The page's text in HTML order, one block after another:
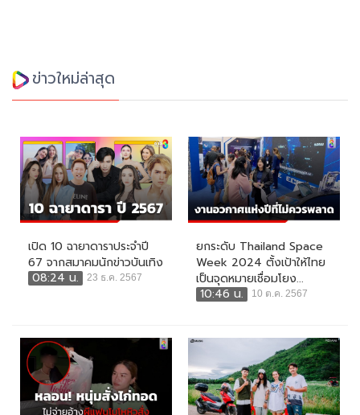
ข่าวใหม่ล่าสุด
เปิด 10 ฉายาดาราประจำปี
67 จากสมาคมนักข่าวบันเทิง
08:24 น.
23 ธ.ค. 2567
ยกระดับ Thailand Space
Week 2024 ตั้งเป้าให้ไทย
เป็นจุดหมายเชื่อมโยง...
10:46 น.
10 ต.ค. 2567